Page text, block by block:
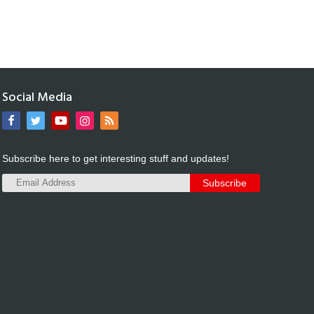
Social Media
Subscribe here to get interesting stuff and updates!